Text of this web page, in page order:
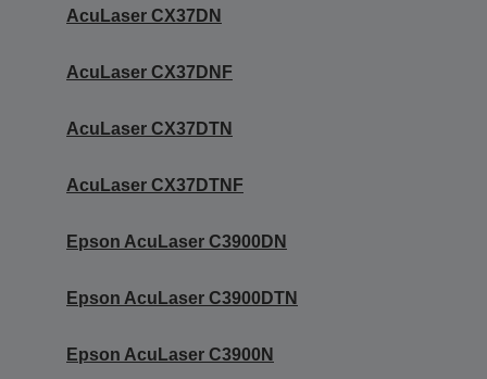
AcuLaser CX37DN
AcuLaser CX37DNF
AcuLaser CX37DTN
AcuLaser CX37DTNF
Epson AcuLaser C3900DN
Epson AcuLaser C3900DTN
Epson AcuLaser C3900N